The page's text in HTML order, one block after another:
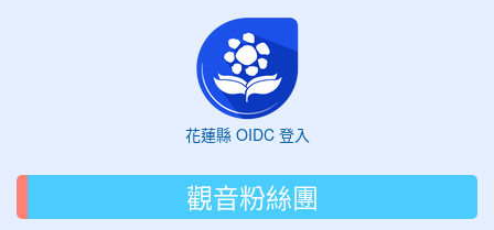
花蓮縣 OIDC 登入
觀音粉絲團